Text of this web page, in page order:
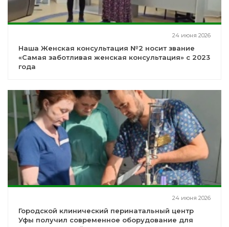
24 июня 2026
Наша Женская консультация №2 носит звание
«Самая заботливая женская консультация» с 2023
года
24 июня 2026
Городской клинический перинатальный центр
Уфы получил современное оборудование для